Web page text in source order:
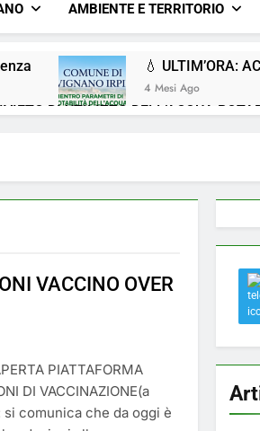
AMBIENTE E TERRITORIO
💧 ULTIM’ORA:
4 Mesi Ago
DI UTILIZZO DELL’ACQUA
7 del 26 Marzo 2026
Postamat chiuso di notte a
blog dedicato al futuro del nostro
a Savignano
VACCINO OVER
PIATTAFORMA
DI VACCINAZIONE(a
si comunica che da oggi è